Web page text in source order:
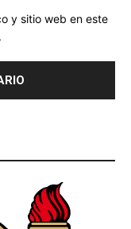
y sitio web en este